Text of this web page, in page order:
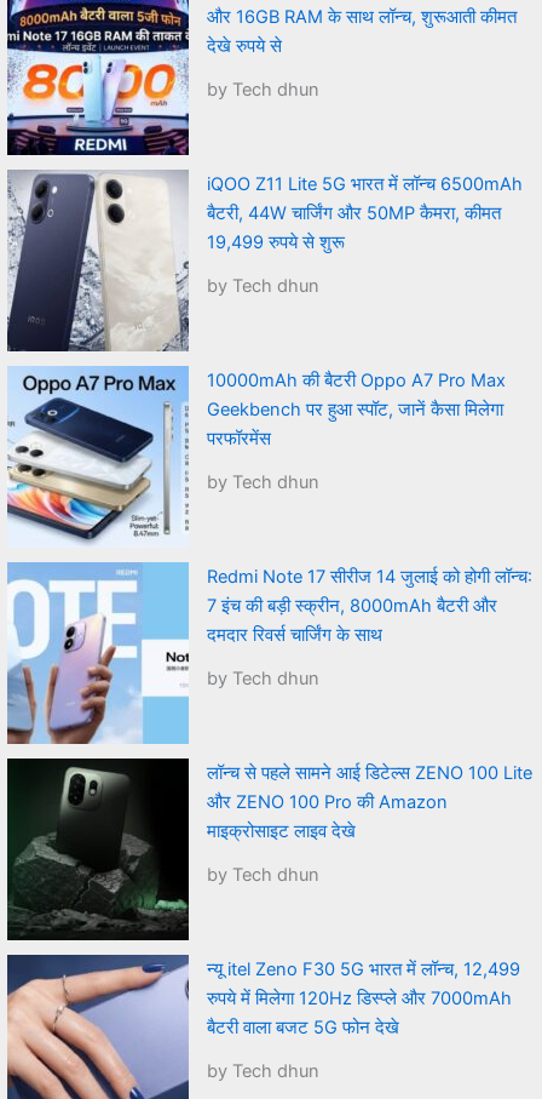
और 16GB RAM के साथ लॉन्च, शुरूआती कीमत
देखे रुपये से
by Tech dhun
iQOO Z11 Lite 5G भारत में लॉन्च 6500mAh
बैटरी, 44W चार्जिंग और 50MP कैमरा, कीमत
19,499 रुपये से शुरू
by Tech dhun
10000mAh की बैटरी Oppo A7 Pro Max
Geekbench पर हुआ स्पॉट, जानें कैसा मिलेगा
परफॉरमेंस
by Tech dhun
Redmi Note 17 सीरीज 14 जुलाई को होगी लॉन्च:
7 इंच की बड़ी स्क्रीन, 8000mAh बैटरी और
दमदार रिवर्स चार्जिंग के साथ
by Tech dhun
लॉन्च से पहले सामने आई डिटेल्स ZENO 100 Lite
और ZENO 100 Pro की Amazon
माइक्रोसाइट लाइव देखे
by Tech dhun
न्यू itel Zeno F30 5G भारत में लॉन्च, 12,499
रुपये में मिलेगा 120Hz डिस्प्ले और 7000mAh
बैटरी वाला बजट 5G फोन देखे
by Tech dhun